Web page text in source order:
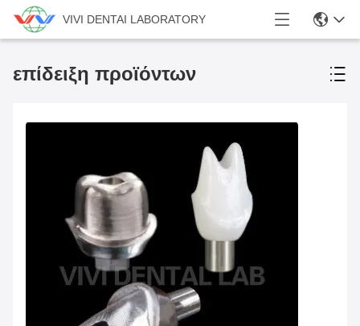
VIVI DENTAI LABORATORY
επίδειξη προϊόντων